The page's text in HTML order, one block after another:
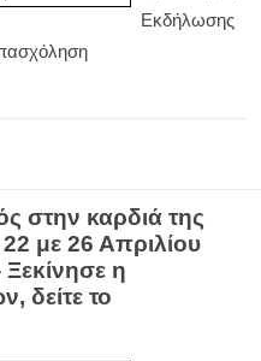
Εκδήλωσης
στην καρδιά της
με 26 Απριλίου
η
δείτε το